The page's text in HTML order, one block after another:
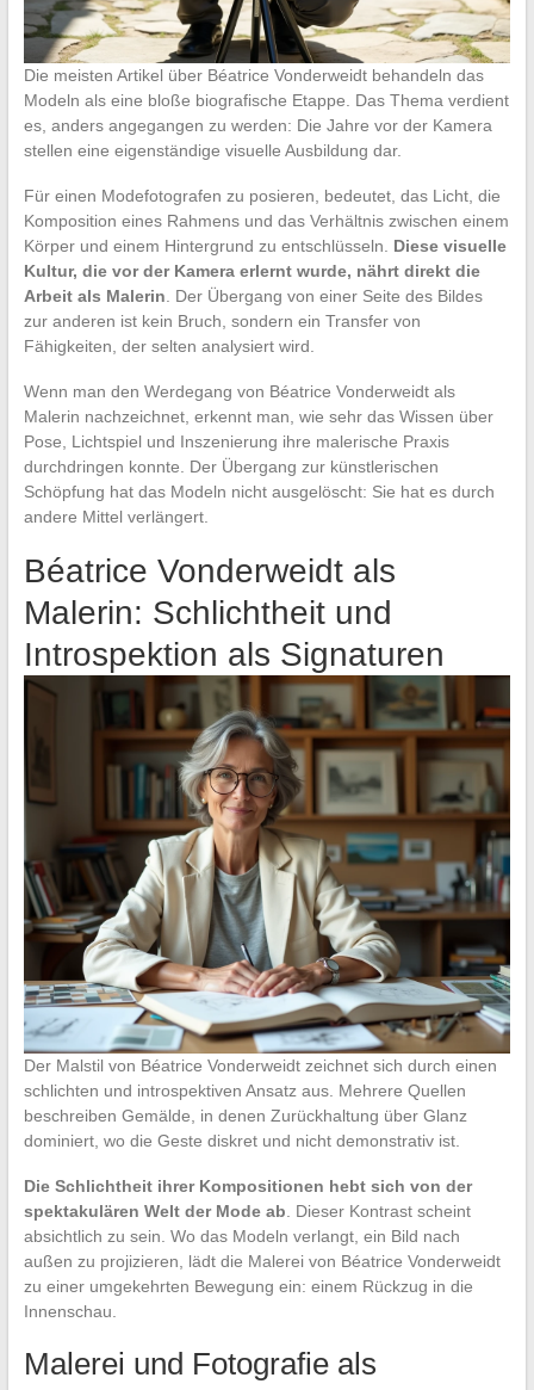
Die meisten Artikel über Béatrice Vonderweidt behandeln das
Modeln als eine bloße biografische Etappe. Das Thema verdient
es, anders angegangen zu werden: Die Jahre vor der Kamera
stellen eine eigenständige visuelle Ausbildung dar.
Für einen Modefotografen zu posieren, bedeutet, das Licht, die
Komposition eines Rahmens und das Verhältnis zwischen einem
Körper und einem Hintergrund zu entschlüsseln. Diese visuelle
Kultur, die vor der Kamera erlernt wurde, nährt direkt die
Arbeit als Malerin . Der Übergang von einer Seite des Bildes
zur anderen ist kein Bruch, sondern ein Transfer von
Fähigkeiten, der selten analysiert wird.
Wenn man den Werdegang von Béatrice Vonderweidt als
Malerin nachzeichnet, erkennt man, wie sehr das Wissen über
Pose, Lichtspiel und Inszenierung ihre malerische Praxis
durchdringen konnte. Der Übergang zur künstlerischen
Schöpfung hat das Modeln nicht ausgelöscht: Sie hat es durch
andere Mittel verlängert.
Béatrice Vonderweidt als
Malerin: Schlichtheit und
Introspektion als Signaturen
Der Malstil von Béatrice Vonderweidt zeichnet sich durch einen
schlichten und introspektiven Ansatz aus. Mehrere Quellen
beschreiben Gemälde, in denen Zurückhaltung über Glanz
dominiert, wo die Geste diskret und nicht demonstrativ ist.
Die Schlichtheit ihrer Kompositionen hebt sich von der
spektakulären Welt der Mode ab. Dieser Kontrast scheint
absichtlich zu sein. Wo das Modeln verlangt, ein Bild nach
außen zu projizieren, lädt die Malerei von Béatrice Vonderweidt
zu einer umgekehrten Bewegung ein: einem Rückzug in die
Innenschau.
Malerei und Fotografie als